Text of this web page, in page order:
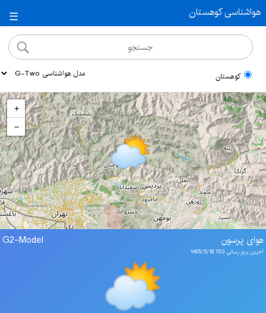
هواشناسی کوهستان ☰
کوهستان
+
−
هوای پرسون G2-Model
آخرین بروز رسانی 15:0 1405/5/18